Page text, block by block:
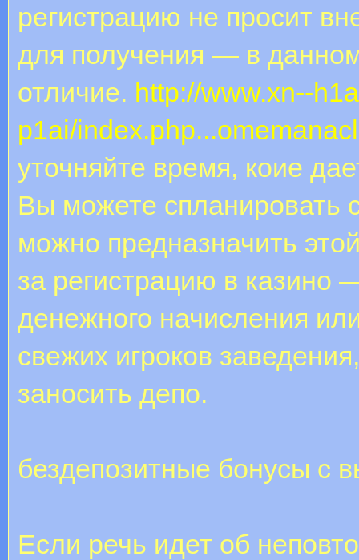
регистрацию не просит
для получения — в
отличие. http://www.xn--
p1ai/
уточняйте время, коие
Вы можете спланировать
можно предназначить
за регистрацию в казино
денежного начисления
свежих игроков
заносить депо.
бездепозитные бонусы с
Если речь идет об